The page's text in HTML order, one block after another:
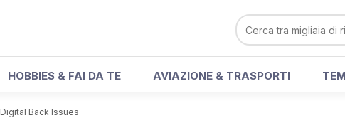
HOBBIES & FAI DA TE AVIAZIONE & TRASPORTI
Digital Back Issues